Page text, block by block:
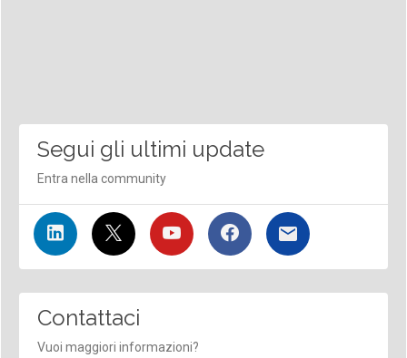
Segui gli ultimi update
Entra nella community
Contattaci
Vuoi maggiori informazioni?